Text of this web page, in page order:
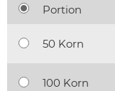
Portion
50 Korn
100 Korn